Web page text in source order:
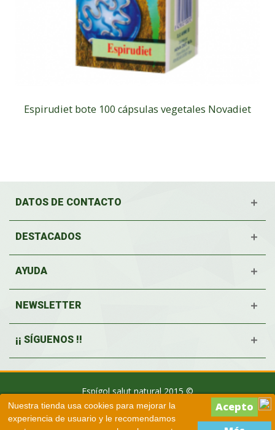
Nuestra tienda usa cookies para mejorar la
experiencia de usuario y le recomendamos
Espirudiet bote 100 cápsulas vegetales Novadiet
DATOS DE CONTACTO
DESTACADOS
AYUDA
NEWSLETTER
¡¡ SÍGUENOS !!
Espígol salut natural 2015 ©